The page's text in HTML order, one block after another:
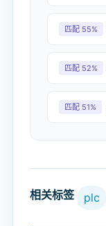
匹配 55%
匹配 52%
匹配 51%
相关标签 plc